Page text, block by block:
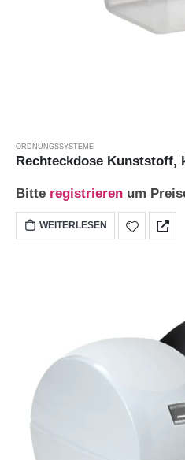
ORDNUNGSSYSTEME
Rechteckdose Kunststoff,
Bitte registrieren um
WEITERLESEN